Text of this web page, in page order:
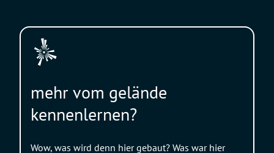
mehr vom gelände
kennenlernen?
Wow, was wird denn hier gebaut? Was war hier